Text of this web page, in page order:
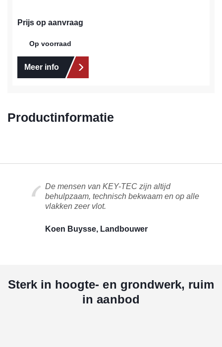
Prijs op aanvraag
Op voorraad
Meer info
Productinformatie
De mensen van KEY-TEC zijn altijd
behulpzaam, technisch bekwaam en op alle
vlakken zeer vlot.
Koen Buysse, Landbouwer
Sterk in hoogte- en grondwerk, ruim
in aanbod